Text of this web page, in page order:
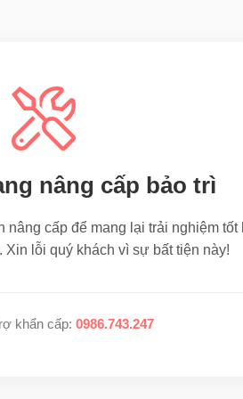
nâng cấp bảo trì
nâng cấp để mang lại trải nghiệm tốt
Xin lỗi quý khách vì sự bất tiện này!
khẩn cấp: 0986.743.247